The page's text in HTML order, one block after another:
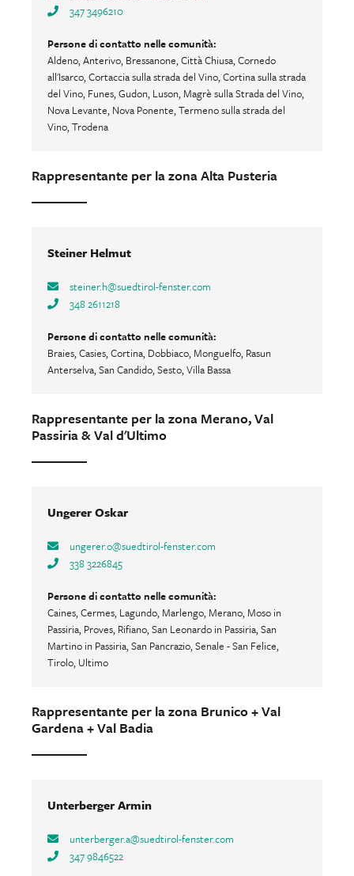
347 3496210
Persone di contatto nelle comunità:
Aldeno, Anterivo, Bressanone, Città Chiusa, Cornedo
all'Isarco, Cortaccia sulla strada del Vino, Cortina sulla strada
del Vino, Funes, Gudon, Luson, Magrè sulla Strada del Vino,
Nova Levante, Nova Ponente, Termeno sulla strada del
Vino, Trodena
Rappresentante per la zona Alta Pusteria
Steiner Helmut
steiner.h@suedtirol-fenster.com
348 2611218
Persone di contatto nelle comunità:
Braies, Casies, Cortina, Dobbiaco, Monguelfo, Rasun
Anterselva, San Candido, Sesto, Villa Bassa
Rappresentante per la zona Merano, Val
Passiria & Val d'Ultimo
Ungerer Oskar
ungerer.o@suedtirol-fenster.com
338 3226845
Persone di contatto nelle comunità:
Caines, Cermes, Lagundo, Marlengo, Merano, Moso in
Passiria, Proves, Rifiano, San Leonardo in Passiria, San
Martino in Passiria, San Pancrazio, Senale - San Felice,
Tirolo, Ultimo
Rappresentante per la zona Brunico + Val
Gardena + Val Badia
Unterberger Armin
unterberger.a@suedtirol-fenster.com
347 9846522